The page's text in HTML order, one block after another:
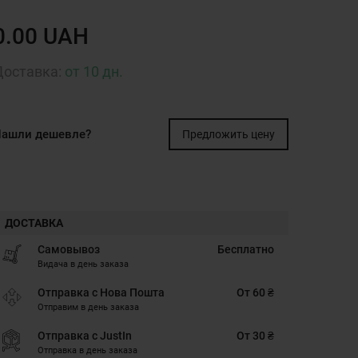
UAH
от 10 дн.
дешевле? Предложить цену
ДОСТАВКА
Самовывоз
Видача в день заказа
Бесплатно
Отправка с Нова Пошта
Отправим в день заказа
От 60 ₴
Отправка с JustIn
Отправка в день заказа
От 30 ₴